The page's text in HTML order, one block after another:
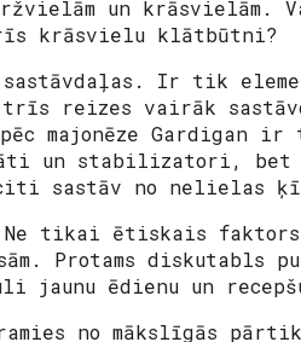
un
krāsvielu klātbūtni?
Ir tik
trīs reizes vairāk
majonēze Gardigan
un stabilizatori, bet
sastāv no nelielas
Ne tikai ētiskais
Protams diskutabls
jaunu ēdienu un
no mākslīgās